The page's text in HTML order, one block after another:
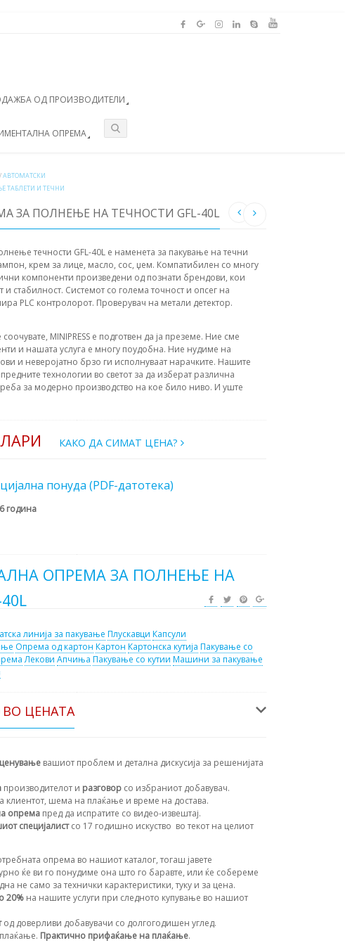
ОД ПРОИЗВОДИТЕЛИ
ОПРЕМА
/АВТОМАТСКИ
ТАБЛЕТИ И ТЕЧНИ
ЗА ПОЛНЕЊЕ НА ТЕЧНОСТИ GFL-40L
течности GFL-40L е наменета за пакување на течни
крем за лице, масло, сос, џем. Компатибилен со многу
компоненти произведени од познати брендови, кои
и стабилност. Системот со голема точност и опсег на
PLC контролорот. Проверувач на метали детектор.
MINIPRESS е подготвен да ја преземе. Ние сме
и нашата услуга е многу поудобна. Ние нудиме на
и неверојатно брзо ги исполнуваат нарачките. Нашите
технологии во светот за да изберат различна
за модерно производство на кое било ниво. И уште
КАКО ДА СИМАТ ЦЕНА?
понуда (PDF-датотека)
година
ОПРЕМА ЗА ПОЛНЕЊЕ НА
линија за пакување Плускавци Капсули
Опрема од картон Картон Картонска кутија Пакување со
Лекови Апчиња Пакување со кутии Машини за пакување
ЦЕНАТА
вашиот проблем и детална дискусија за решенијата
производителот и разговор со избраниот добавувач.
клиентот, шема на плаќање и време на достава.
опрема пред да испратите со видео-извештај.
специјалистсо 17 годишно искуство во текот на целиот
опрема во нашиот каталог, тогаш јавете
ќе ви го понудиме она што го баравте, или ќе собереме
не само за технички карактеристики, туку и за цена.
20% на нашите услуги при следното купување во нашиот
од доверливи добавувачи со долгогодишен углед.
Практично прифаќање на плаќање.